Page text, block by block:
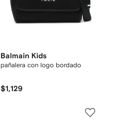
Balmain Kids
pañalera con logo bordado
$1,129